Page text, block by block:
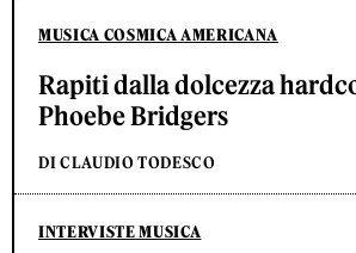
MUSICA COSMICA AMERICANA
Rapiti dalla dolcezza
Phoebe Bridgers
DI CLAUDIO TODESCO
INTERVISTE MUSICA